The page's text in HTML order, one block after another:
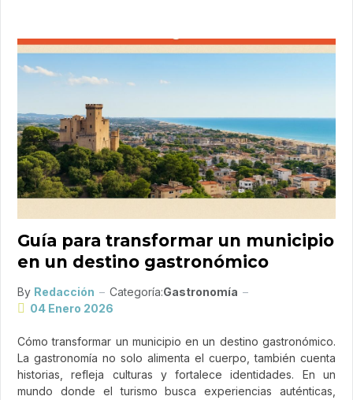
Guía para transformar un municipio
en un destino gastronómico
By Redacción Categoría:Gastronomía
04 Enero 2026
Cómo transformar un municipio en un destino gastronómico.
La gastronomía no solo alimenta el cuerpo, también cuenta
historias, refleja culturas y fortalece identidades. En un
mundo donde el turismo busca experiencias auténticas,